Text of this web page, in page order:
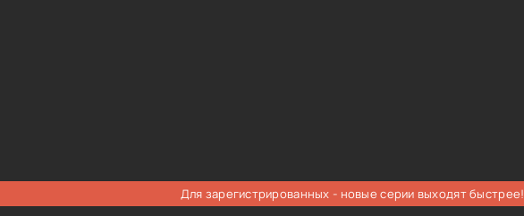
Для зарегистрированных - новые серии выходят быстрее!